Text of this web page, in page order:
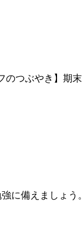
のつぶやき】期
に備えましょう。